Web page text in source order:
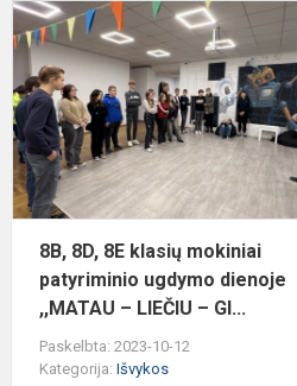
Akcija
,,Šiaulių
sveikuoliai“
8B, 8D, 8E klasių mokiniai
patyriminio ugdymo dienoje
,,MATAU – LIEČIU – GI...
Paskelbta: 2023-10-12
Kategorija:Išvykos